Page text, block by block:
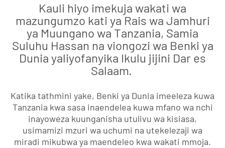
Kauli hiyo imekuja wakati wa
mazungumzo kati ya Rais wa Jamhuri
ya Muungano wa Tanzania, Samia
Suluhu Hassan na viongozi wa Benki ya
Dunia yaliyofanyika Ikulu jijini Dar es
Salaam.
Katika tathmini yake, Benki ya Dunia imeeleza kuwa
Tanzania kwa sasa inaendelea kuwa mfano wa nchi
inayoweza kuunganisha utulivu wa kisiasa,
usimamizi mzuri wa uchumi na utekelezaji wa
miradi mikubwa ya maendeleo kwa wakati mmoja.